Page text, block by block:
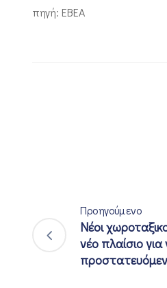
πηγή: EBEA
Προηγούμενο
Νέοι
νέο πλαίσιο